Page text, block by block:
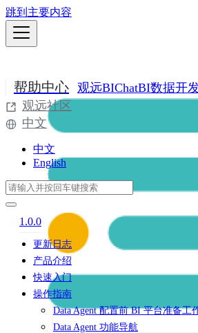
跳到主要内容
帮助中心 观远BIChatBI数据开
观远社区
中文
中文
English
1.0.0
更新日志
产品介绍
快速入门
操作指南
Data Agent 配置前 BI 平台准备工
Data Agent 功能导航